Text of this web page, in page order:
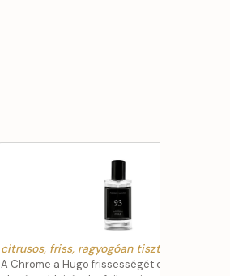
citrusos, friss, ragyogóan tiszta
A Chrome a Hugo frissességét citrusosabb,